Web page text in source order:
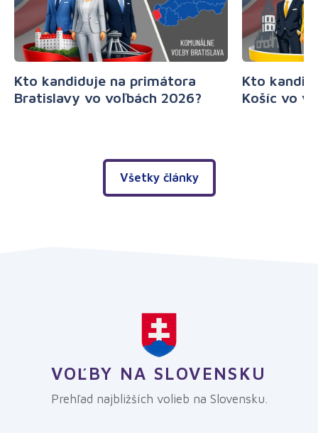
Kto kandiduje na primátora
Bratislavy vo voľbách 2026?
Kto
Košíc vo
Všetky články
VOĽBY NA SLOVENSKU
Prehľad najbližších volieb na Slovensku.